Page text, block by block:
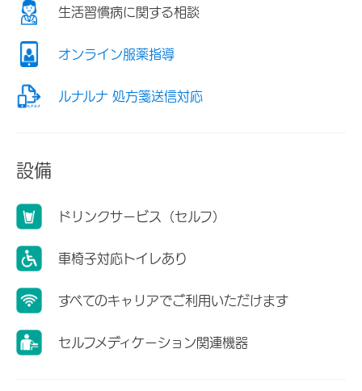
生活習慣病に関する相談
オンライン服薬指導
ルナルナ 処方箋送信対応
設備
ドリンクサービス（セルフ）
車椅子対応トイレあり
すべてのキャリアでご利用いただけます
セルフメディケーション関連機器